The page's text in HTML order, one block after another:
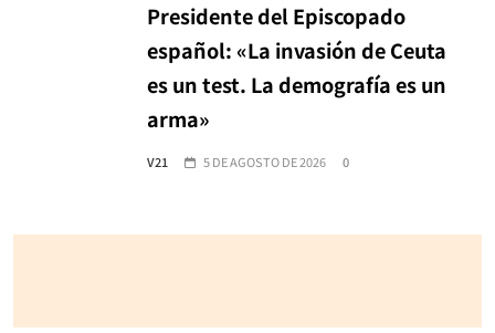
Presidente del Episcopado
español: «La invasión de Ceuta
es un test. La demografía es un
arma»
V21 5 DE AGOSTO DE 2026 0